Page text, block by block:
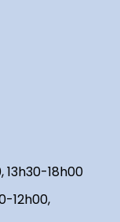
13h30-18h00
12h00,